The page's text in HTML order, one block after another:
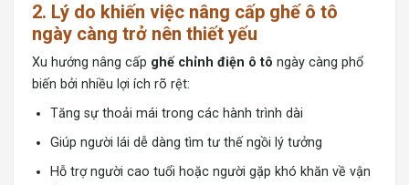
2. Lý do khiến việc nâng cấp ghế ô tô
ngày càng trở nên thiết yếu
Xu hướng nâng cấp ghế chỉnh điện ô tô ngày càng phổ
biến bởi nhiều lợi ích rõ rệt:
Tăng sự thoải mái trong các hành trình dài
Giúp người lái dễ dàng tìm tư thế ngồi lý tưởng
Hỗ trợ người cao tuổi hoặc người gặp khó khăn về vận